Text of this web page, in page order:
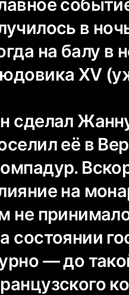
в
на балу в
XV
сделал
её в
на
не
состоянии
— до